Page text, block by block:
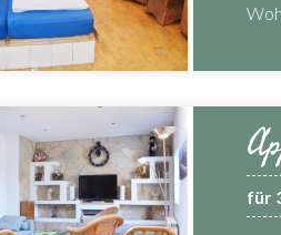
für